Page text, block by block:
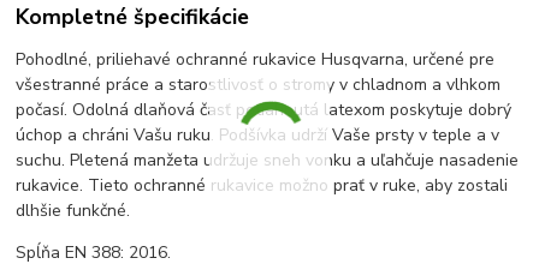
Kompletné špecifikácie
Pohodlné, priliehavé ochranné rukavice Husqvarna, určené pre
všestranné práce a starostlivosť o stromy v chladnom a vlhkom
počasí. Odolná dlaňová časť potiahnutá latexom poskytuje dobrý
úchop a chráni Vašu ruku. Podšívka udrží Vaše prsty v teple a v
suchu. Pletená manžeta udržuje sneh vonku a uľahčuje nasadenie
rukavice. Tieto ochranné rukavice možno prať v ruke, aby zostali
dlhšie funkčné.
Spĺňa EN 388: 2016.